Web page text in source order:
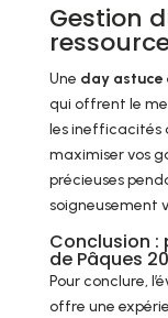
Gestion
Une day astuce
qui offrent le
les inefficacités
maximiser vos
précieuses
soigneusement
Conclusion
de Pâques
Pour conclure,
offre une